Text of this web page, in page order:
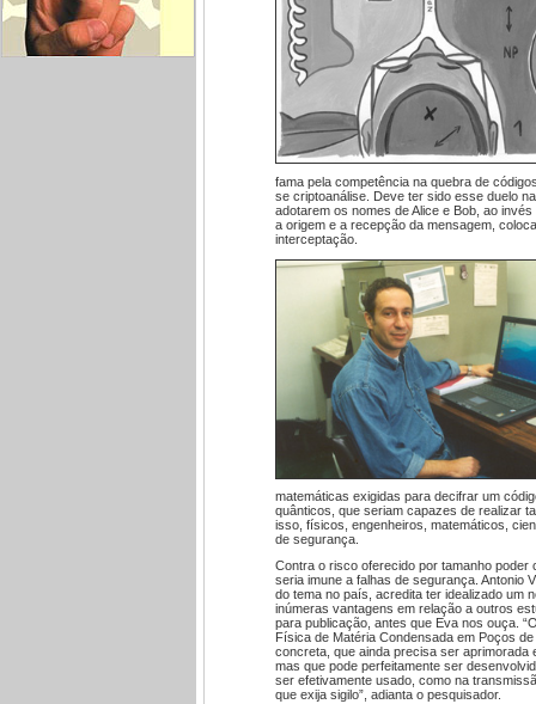
fama pela competência na quebra de
se criptoanálise. Deve ter sido esse duelo
adotarem os nomes de Alice e Bob, ao
a origem e a recepção da mensagem,
interceptação.
matemáticas exigidas para decifrar um
quânticos, que seriam capazes de realizar
isso, físicos, engenheiros, matemáticos,
de segurança.
Contra o risco oferecido por tamanho poder
seria imune a falhas de segurança. Antonio
do tema no país, acredita ter idealizado um
inúmeras vantagens em relação a outros
para publicação, antes que Eva nos ouça.
Física de Matéria Condensada em Poços
concreta, que ainda precisa ser aprimorada
mas que pode perfeitamente ser
ser efetivamente usado, como na
que exija sigilo”, adianta o pesquisador.